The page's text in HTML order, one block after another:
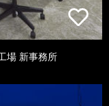
場 新事務所